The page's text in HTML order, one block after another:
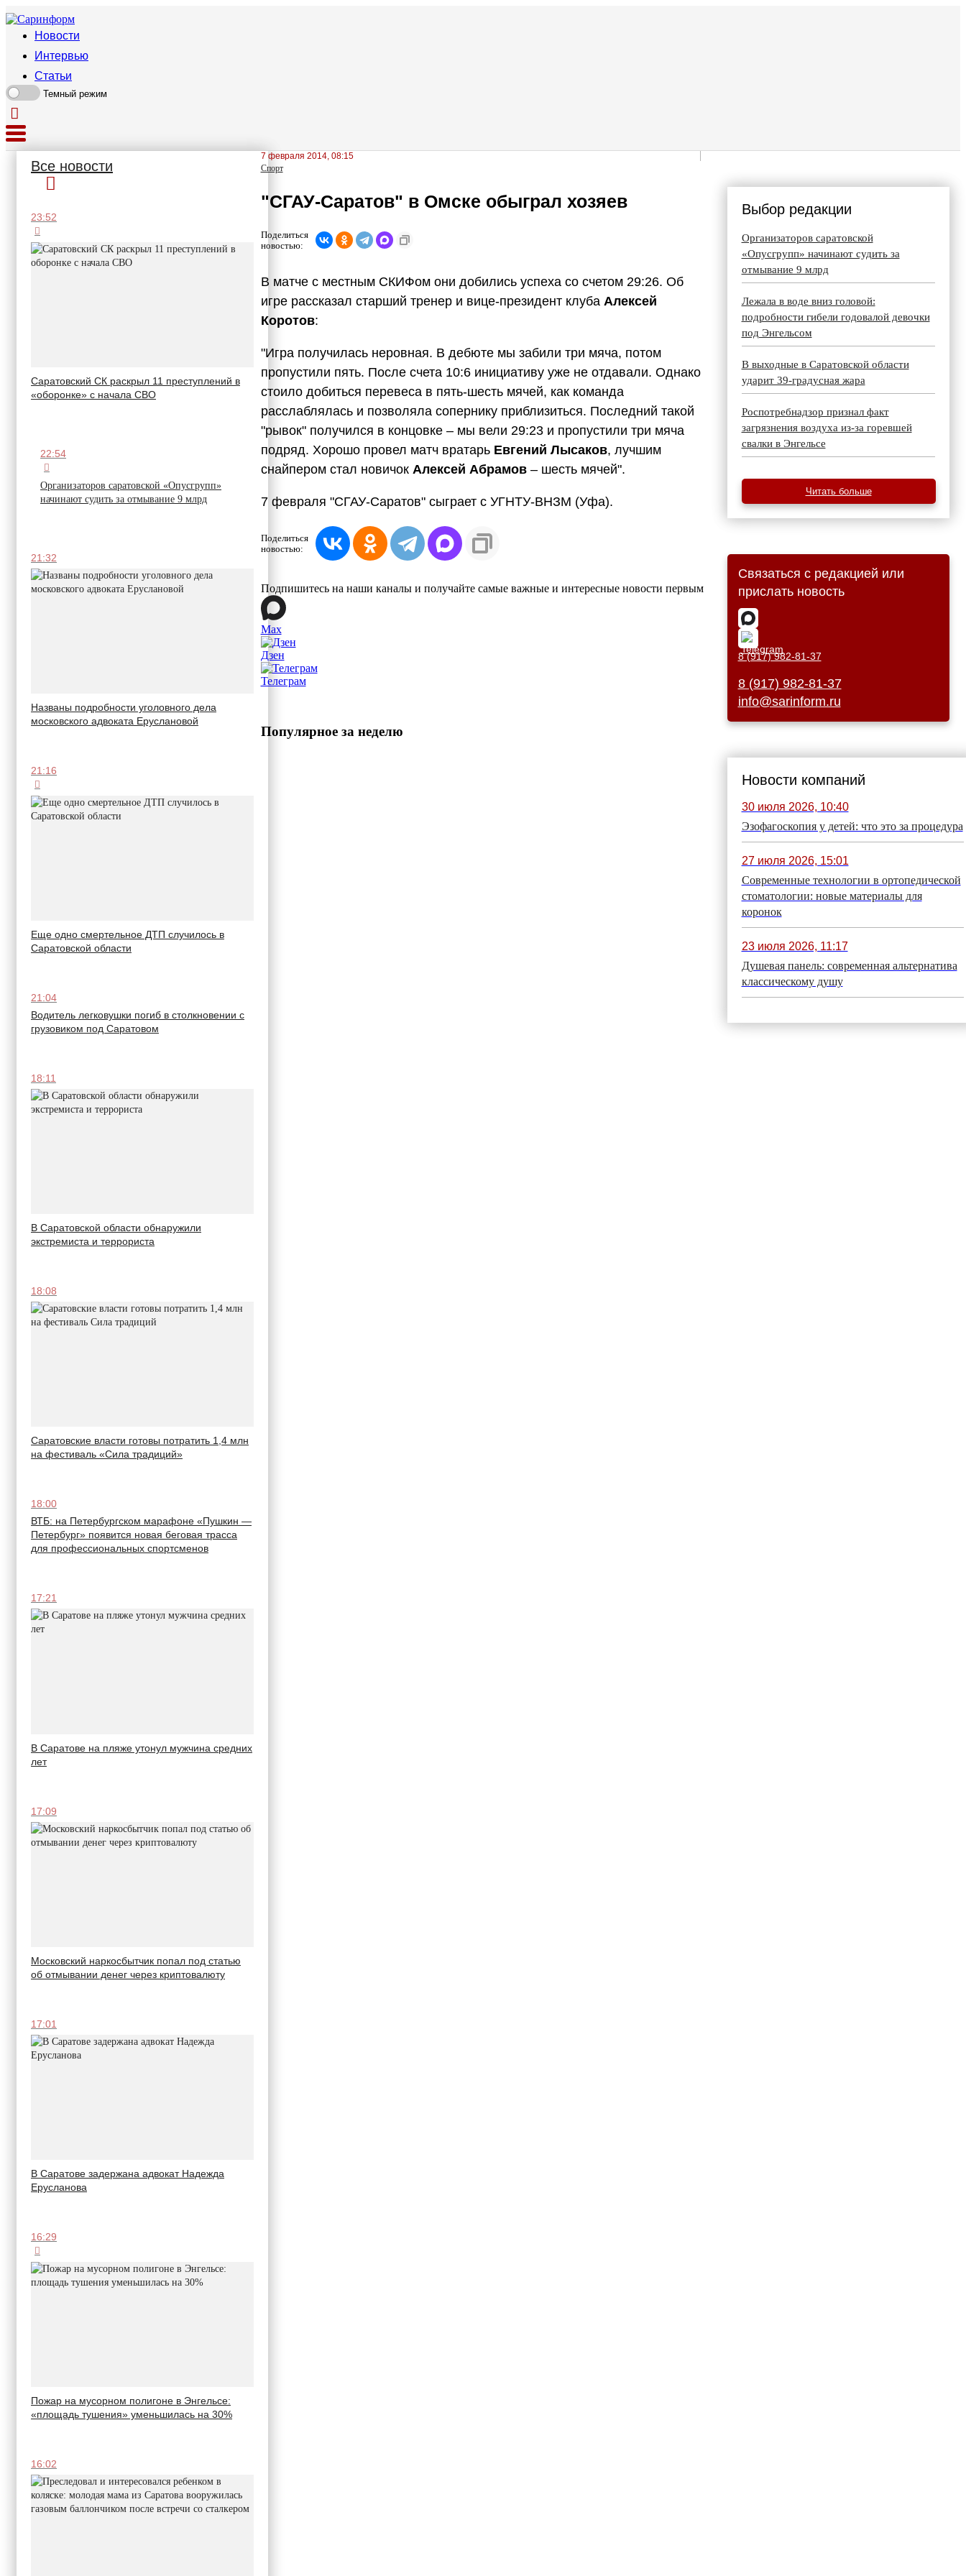
Новости
Интервью
Статьи
Темный режим
Все новости
23:52
Саратовский СК раскрыл 11 преступлений в
«оборонке» с начала СВО
22:54
Организаторов саратовской «Опусгрупп»
начинают судить за отмывание 9 млрд
21:32
Названы подробности уголовного дела
московского адвоката Еруслановой
21:16
Еще одно смертельное ДТП случилось в
Саратовской области
21:04
Водитель легковушки погиб в столкновении с
грузовиком под Саратовом
18:11
В Саратовской области обнаружили
экстремиста и террориста
18:08
Саратовские власти готовы потратить 1,4 млн
на фестиваль «Сила традиций»
18:00
ВТБ: на Петербургском марафоне «Пушкин —
Петербург» появится новая беговая трасса
для профессиональных спортсменов
17:21
В Саратове на пляже утонул мужчина средних
лет
17:09
Московский наркосбытчик попал под статью
об отмывании денег через криптовалюту
17:01
В Саратове задержана адвокат Надежда
Ерусланова
16:29
Пожар на мусорном полигоне в Энгельсе:
«площадь тушения» уменьшилась на 30%
16:02
7 февраля 2014, 08:15
Спорт
"СГАУ-Саратов" в Омске обыграл хозяев
Поделиться
новостью:
В матче с местным СКИФом они добились успеха со счетом 29:26. Об
игре рассказал старший тренер и вице-президент клуба Алексей
Коротов:
"Игра получилась неровная. В дебюте мы забили три мяча, потом
пропустили пять. После счета 10:6 инициативу уже не отдавали. Однако
стоило добиться перевеса в пять-шесть мячей, как команда
расслаблялась и позволяла сопернику приблизиться. Последний такой
"рывок" получился в концовке – мы вели 29:23 и пропустили три мяча
подряд. Хорошо провел матч вратарь Евгений Лысаков, лучшим
снайпером стал новичок Алексей Абрамов– шесть мячей".
7 февраля "СГАУ-Саратов" сыграет с УГНТУ-ВНЗМ (Уфа).
Поделиться
новостью:
Подпишитесь на наши каналы и получайте самые важные и интересные новости первым
Max
Дзен
Телеграм
Популярное за неделю
Выбор редакции
Организаторов саратовской
«Опусгрупп» начинают судить за
отмывание 9 млрд
Лежала в воде вниз головой:
подробности гибели годовалой девочки
под Энгельсом
В выходные в Саратовской области
ударит 39-градусная жара
Роспотребнадзор признал факт
загрязнения воздуха из-за горевшей
свалки в Энгельсе
Читать больше
Связаться с редакцией или
прислать новость
8 (917) 982-81-37
8 (917) 982-81-37
info@sarinform.ru
Новости компаний
30 июля 2026, 10:40
Эзофагоскопия у детей: что это за процедура
27 июля 2026, 15:01
Современные технологии в ортопедической
стоматологии: новые материалы для
коронок
23 июля 2026, 11:17
Душевая панель: современная альтернатива
классическому душу